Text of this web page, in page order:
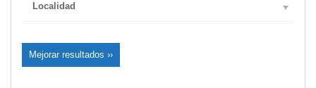
Localidad
Mejorar resultados ››